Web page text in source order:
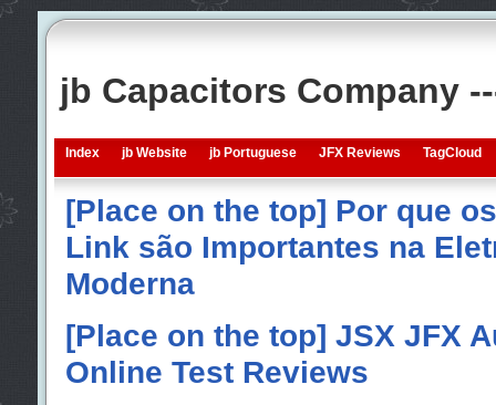
jb Capacitors Company
Index jb Website jb Portuguese JFX Reviews TagCloud
[Place on the top] Por que
Link são Importantes na
Moderna
[Place on the top] JSX JFX
Online Test Reviews